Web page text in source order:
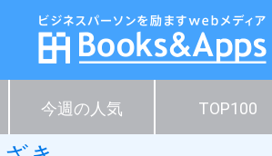
今週の人気 TOP100